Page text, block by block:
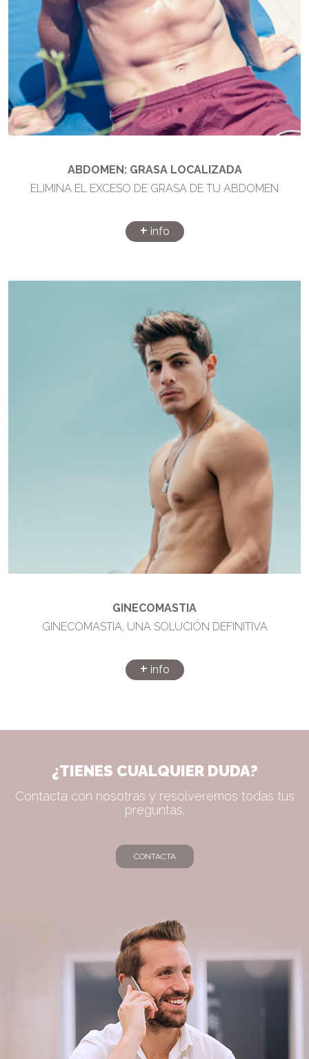
ABDOMEN: GRASA LOCALIZADA
ELIMINA EL EXCESO DE GRASA DE TU ABDOMEN
+ info
GINECOMASTIA
GINECOMASTIA, UNA SOLUCIÓN DEFINITIVA
+ info
¿TIENES CUALQUIER DUDA?
Contacta con nosotras y resolveremos todas tus
preguntas.
CONTACTA